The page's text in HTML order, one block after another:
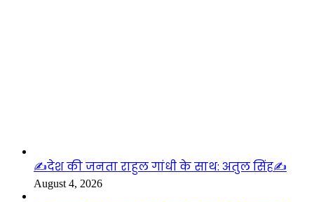
✍️देश की जनता राहुल गांधी के साथ: अतुल सिंह✍️
August 4, 2026